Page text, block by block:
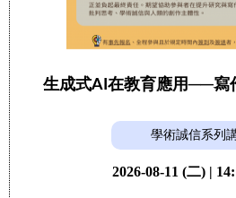
生成式AI在教育應用──寫
學術誠信系列
2026-08-11 (二) |